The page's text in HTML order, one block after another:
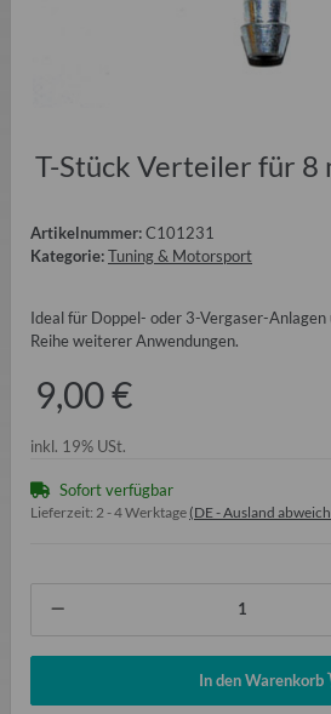
T-Stück Verteiler für 8
Artikelnummer:C101231
Kategorie:Tuning & Motorsport
Ideal für Doppel- oder 3-Vergaser-
Reihe weiterer Anwendungen.
9,00 €
inkl. 19% USt.
Sofort verfügbar
Lieferzeit: 2 - 4 Werktage (DE - Ausland
In den Warenkorb